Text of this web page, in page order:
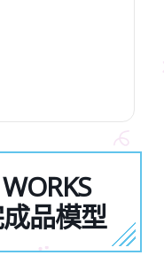
品模型